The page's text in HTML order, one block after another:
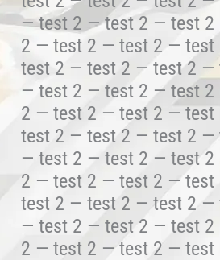
— test 2 — test 2 — test
2 — test 2 — test 2 —
test 2 — test 2 — test 2 —
— test 2 — test 2 — test
2 — test 2 — test 2 —
test 2 — test 2 — test 2 —
— test 2 — test 2 — test
2 — test 2 — test 2 —
test 2 — test 2 — test 2 —
— test 2 — test 2 — test
2 — test 2 — test 2 —